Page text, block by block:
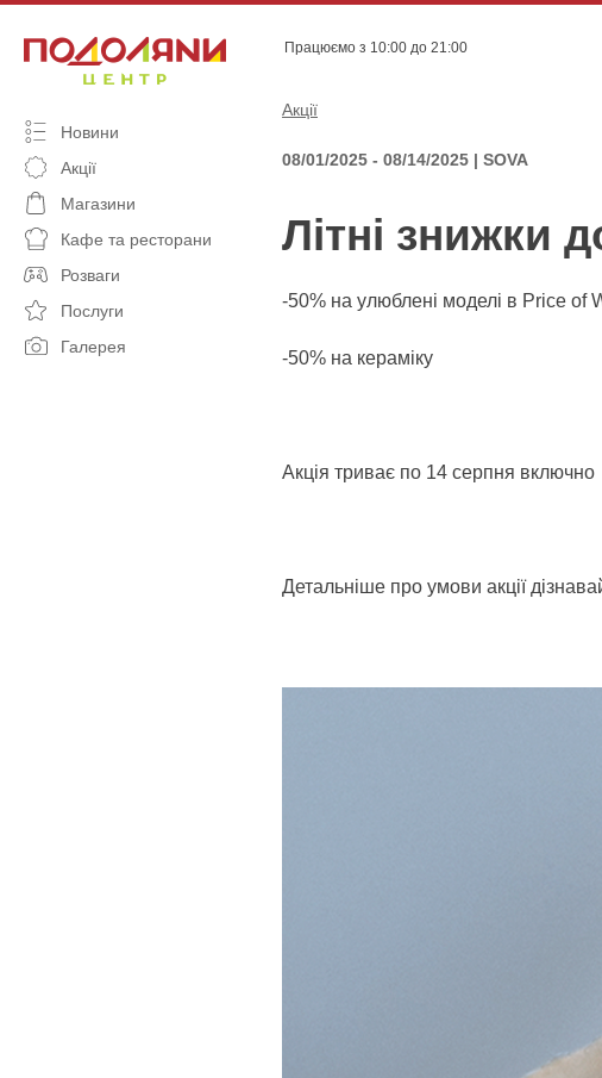
content
Працюємо з 10:00 до 21:00
Новини
Акції
Магазини
Кафе та ресторани
Розваги
Послуги
Галерея
Акції
08/01/2025 - 08/14/2025 | SOVA
Літні знижки
-50% на улюблені моделі в Price of
-50% на кераміку
Акція триває по 14 серпня включно
Детальніше про умови акції